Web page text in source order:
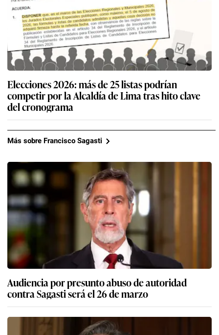
Elecciones 2026: más de 25 listas podrían
competir por la Alcaldía de Lima tras hito clave
del cronograma
Más sobre Francisco Sagasti
Audiencia por presunto abuso de autoridad
contra Sagasti será el 26 de marzo